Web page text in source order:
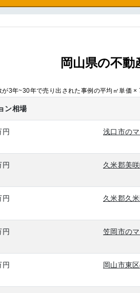
岡山県の不動
3年~30年で売り出された事例の平均㎡単価 ×
ン相場
円 浅口市の
円 久米郡美
円 久米郡久
円 笠岡市の
円 岡山市東